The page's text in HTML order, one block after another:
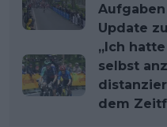
Aufgaben
Update
„Ich
selbst
dem